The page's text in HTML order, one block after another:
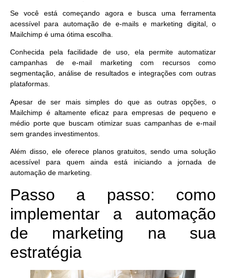
Se você está começando agora e busca uma ferramenta
acessível para automação de e-mails e marketing digital, o
Mailchimp é uma ótima escolha.
Conhecida pela facilidade de uso, ela permite automatizar
campanhas de e-mail marketing com recursos como
segmentação, análise de resultados e integrações com outras
plataformas.
Apesar de ser mais simples do que as outras opções, o
Mailchimp é altamente eficaz para empresas de pequeno e
médio porte que buscam otimizar suas campanhas de e-mail
sem grandes investimentos.
Além disso, ele oferece planos gratuitos, sendo uma solução
acessível para quem ainda está iniciando a jornada de
automação de marketing.
Passo a passo: como
implementar a automação
de marketing na sua
estratégia